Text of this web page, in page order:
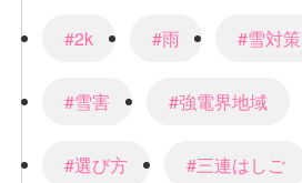
#2k #雨 #雪対策
#雪害 #強電界地域
#選び方 #三連はしご